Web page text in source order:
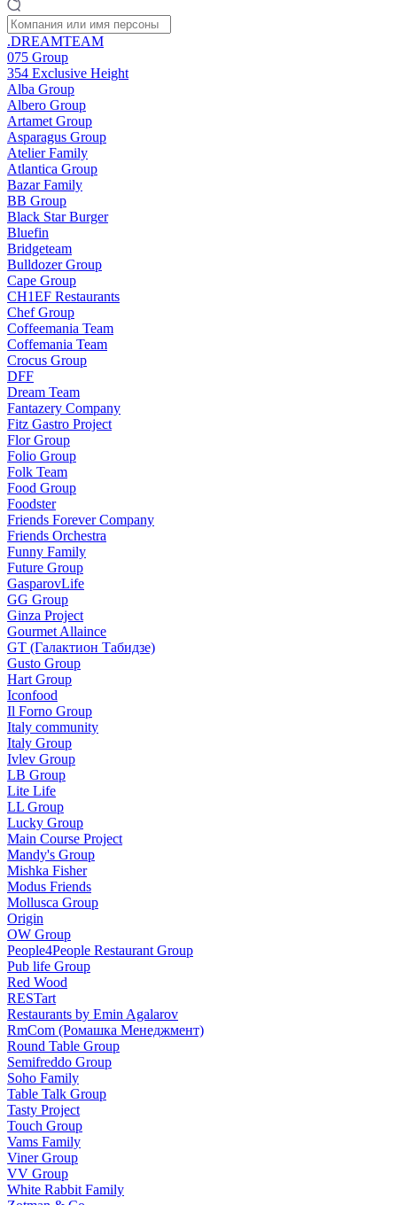
.DREAMTEAM
075 Group
354 Exclusive Height
Alba Group
Albero Group
Artamet Group
Asparagus Group
Atelier Family
Atlantica Group
Bazar Family
BB Group
Black Star Burger
Bluefin
Bridgeteam
Bulldozer Group
Cape Group
CH1EF Restaurants
Chef Group
Coffeemania Team
Coffemania Team
Crocus Group
DFF
Dream Team
Fantazery Company
Fitz Gastro Project
Flor Group
Folio Group
Folk Team
Food Group
Foodster
Friends Forever Company
Friends Orchestra
Funny Family
Future Group
GasparovLife
GG Group
Ginza Project
Gourmet Allaince
GT (Галактион Табидзе)
Gusto Group
Hart Group
Iconfood
Il Forno Group
Italy community
Italy Group
Ivlev Group
LB Group
Lite Life
LL Group
Lucky Group
Main Course Project
Mandy's Group
Mishka Fisher
Modus Friends
Mollusca Group
Origin
OW Group
People4People Restaurant Group
Pub life Group
Red Wood
RESTart
Restaurants by Emin Agalarov
RmCom (Ромашка Менеджмент)
Round Table Group
Semifreddo Group
Soho Family
Table Talk Group
Tasty Project
Touch Group
Vams Family
Viner Group
VV Group
White Rabbit Family